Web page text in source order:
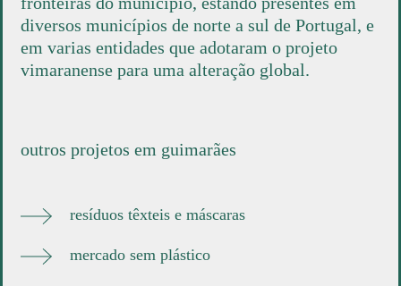
diversos municípios de norte a sul de Portugal, e
em varias entidades que adotaram o projeto
vimaranense para uma alteração global.
outros projetos em guimarães
resíduos têxteis e máscaras
mercado sem plástico